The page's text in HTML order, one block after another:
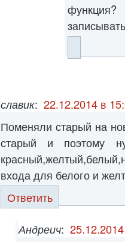
славик: 22.12.2014 в
Поменяли старый на
старый и поэтому
входа для белого и
Ответить
Андреич: